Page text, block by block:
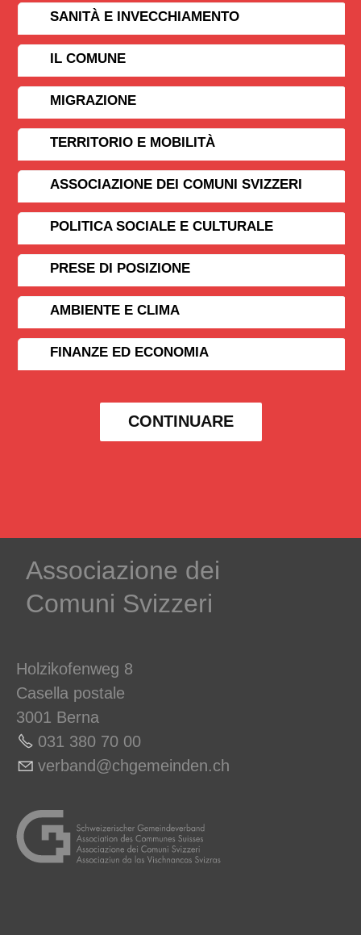
SANITÀ E INVECCHIAMENTO
IL COMUNE
MIGRAZIONE
TERRITORIO E MOBILITÀ
ASSOCIAZIONE DEI COMUNI SVIZZERI
POLITICA SOCIALE E CULTURALE
PRESE DI POSIZIONE
AMBIENTE E CLIMA
FINANZE ED ECONOMIA
CONTINUARE
Associazione dei
Comuni Svizzeri
Holzikofenweg 8
Casella postale
3001 Berna
031 380 70 00
v rb nd chg m nd n ch